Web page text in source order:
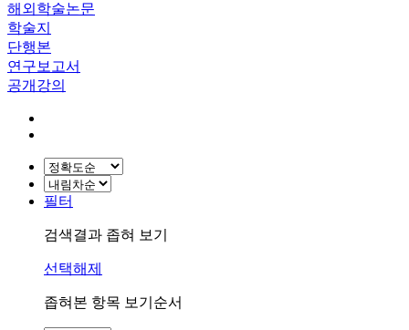
해외학술논문
학술지
단행본
연구보고서
공개강의
필터
검색결과 좁혀 보기
선택해제
좁혀본 항목 보기순서